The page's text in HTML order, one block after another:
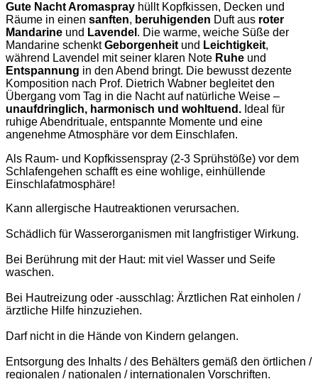
Gute Nacht Aromaspray hüllt Kopfkissen, Decken und
Räume in einen sanften, beruhigenden Duft aus roter
Mandarine und Lavendel . Die warme, weiche Süße der
Mandarine schenktGeborgenheit und Leichtigkeit,
während Lavendel mit seiner klaren Note Ruhe und
Entspannung in den Abend bringt. Die bewusst dezente
Komposition nach Prof. Dietrich Wabner begleitet den
Übergang vom Tag in die Nacht auf natürliche Weise –
unaufdringlich, harmonisch und wohltuend. Ideal für
ruhige Abendrituale, entspannte Momente und eine
angenehme Atmosphäre vor dem Einschlafen.
Als Raum- und Kopfkissenspray (2-3 Sprühstöße) vor dem
Schlafengehen schafft es eine wohlige, einhüllende
Einschlafatmosphäre!
Kann allergische Hautreaktionen verursachen.
Schädlich für Wasserorganismen mit langfristiger Wirkung.
Bei Berührung mit der Haut: mit viel Wasser und Seife
waschen.
Bei Hautreizung oder -ausschlag: Ärztlichen Rat einholen /
ärztliche Hilfe hinzuziehen.
Darf nicht in die Hände von Kindern gelangen.
Entsorgung des Inhalts / des Behälters gemäß den örtlichen /
regionalen / nationalen / internationalen Vorschriften.